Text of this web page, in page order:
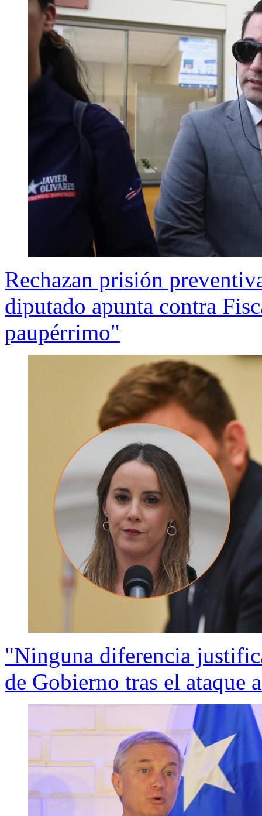
Rechazan prisión
diputado apunta contra
paupérrimo"
"Ninguna diferencia
de Gobierno tras el ataque